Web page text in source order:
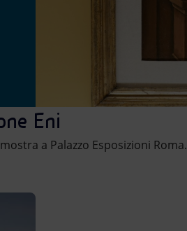
Eni
a Palazzo Esposizioni Roma.